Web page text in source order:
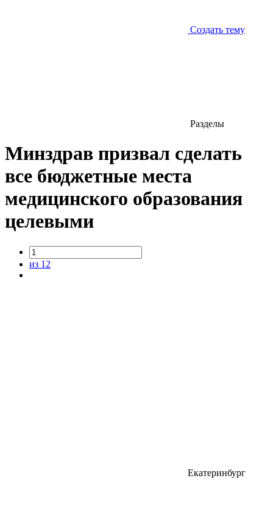
Создать тему
Разделы
Минздрав призвал сделать
все бюджетные места
медицинского образования
целевыми
из 12
Екатеринбург